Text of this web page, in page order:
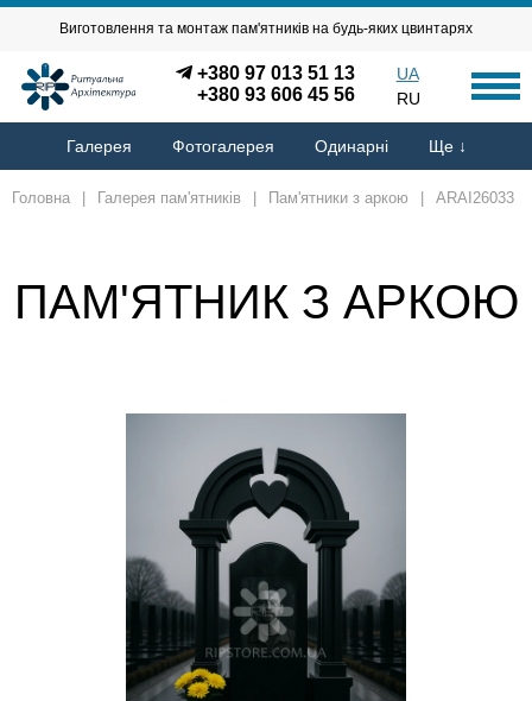
Виготовлення та монтаж пам'ятників на будь-яких цвинтарях
+380 97 013 51 13
+380 93 606 45 56
UA
RU
Галерея Фотогалерея Одинарні Ще ↓
Головна Галерея пам'ятників Пам'ятники з аркою ARAI26033
ПАМ'ЯТНИК З АРКОЮ